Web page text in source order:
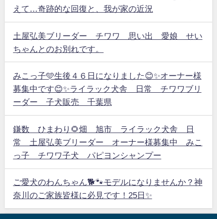
えて…奇跡的な回復と、我が家の近況
土屋弘美ブリーダー チワワ 思い出 愛娘 せい
ちゃんとのお別れです。
みこっ子🩵生後４６日になりました😊✨オーナー様
募集中です😊✨ライラック犬舎 日常 チワワブリ
ーダー 子犬販売 千葉県
鎌数 ひまわり🌻畑 旭市 ライラック犬舎 日
常 土屋弘美ブリーダー オーナー様募集中 みこ
っ子 チワワ子犬 パピヨンシャンプー
ご愛犬のわんちゃん🐕🐾モデルになりませんか？神
奈川のご家族皆様に必見です！25日✨